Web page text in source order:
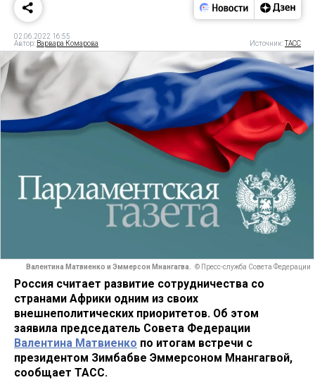
02.06.2022 16:55
Автор: Варвара Комарова Источник:ТАСС
Валентина Матвиенко и Эммерсон Мнангагва. © Пресс-служба Совета Федерации
Россия считает развитие сотрудничества со
странами Африки одним из своих
внешнеполитических приоритетов. Об этом
заявила председатель Совета Федерации
Валентина Матвиенко по итогам встречи с
президентом Зимбабве Эммерсоном Мнангагвой,
сообщает ТАСС.